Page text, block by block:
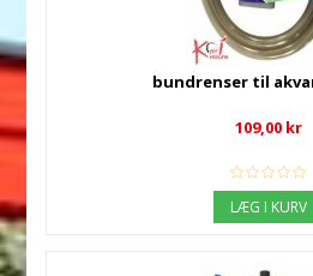
bundrenser til
109,00 kr
LÆG I KURV